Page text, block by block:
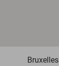
Bruxelles